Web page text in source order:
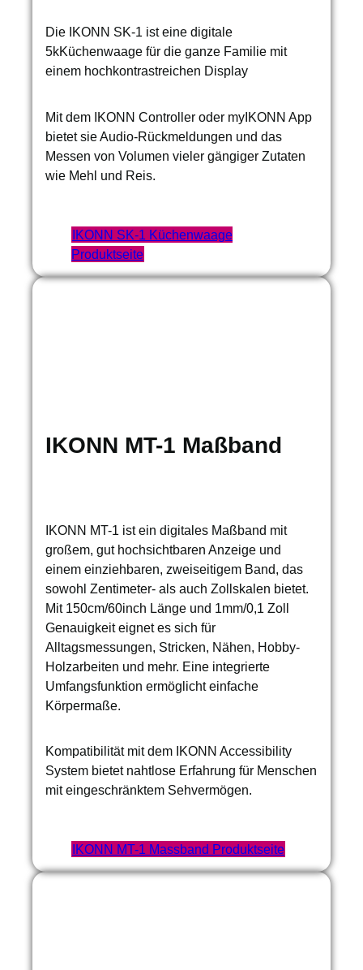
Die IKONN SK-1 ist eine digitale
5kKüchenwaage für die ganze Familie mit
einem hochkontrastreichen Display
Mit dem IKONN Controller oder myIKONN App
bietet sie Audio-Rückmeldungen und das
Messen von Volumen vieler gängiger Zutaten
wie Mehl und Reis.
IKONN SK-1 Küchenwaage
Produktseite
IKONN MT-1 Maßband
IKONN MT-1 ist ein digitales Maßband mit
großem, gut hochsichtbaren Anzeige und
einem einziehbaren, zweiseitigem Band, das
sowohl Zentimeter- als auch Zollskalen bietet.
Mit 150cm/60inch Länge und 1mm/0,1 Zoll
Genauigkeit eignet es sich für
Alltagsmessungen, Stricken, Nähen, Hobby-
Holzarbeiten und mehr. Eine integrierte
Umfangsfunktion ermöglicht einfache
Körpermaße.
Kompatibilität mit dem IKONN Accessibility
System bietet nahtlose Erfahrung für Menschen
mit eingeschränktem Sehvermögen.
IKONN MT-1 Massband Produktseite